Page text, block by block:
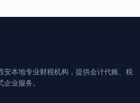
安本地专业财税机构，提供会计代账、税
业服务。